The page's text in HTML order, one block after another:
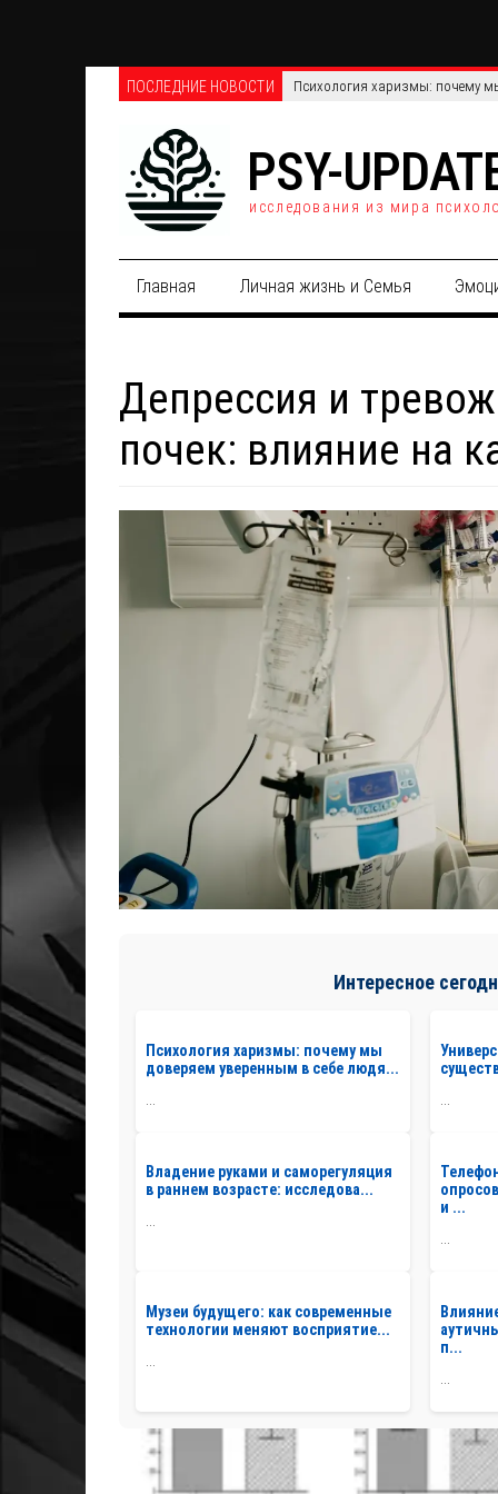
ПОСЛЕДНИЕ НОВОСТИ Телефонные против онлайн-
PSY-
исследования из мира
Главная Личная жизнь и Семья
Депрессия и
почек: влияние на
Интересное
Психология харизмы: почему мы
доверяем уверенным в себе людя...
Владение руками и саморегуляция
в раннем возрасте: исследова...
...
и ...
...
Музеи будущего: как современные
технологии меняют восприятие...
п...